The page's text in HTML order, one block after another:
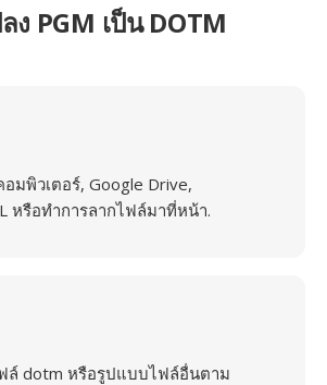
ง PGM เป็น DOTM
มพิวเตอร์, Google Drive,
หรือทำการลากไฟล์มาที่หน้า.
ล์ dotm หรือรูปแบบไฟล์อื่นตาม